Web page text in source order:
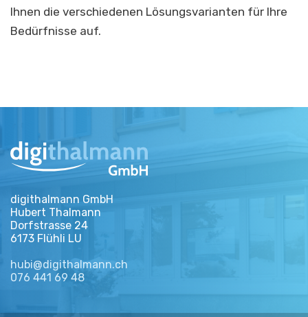
Ihnen die verschiedenen Lösungsvarianten für Ihre
Bedürfnisse auf.
digithalmann GmbH
Hubert Thalmann
Dorfstrasse 24
6173 Flühli LU
hubi@digithalmann.ch
076 441 69 48